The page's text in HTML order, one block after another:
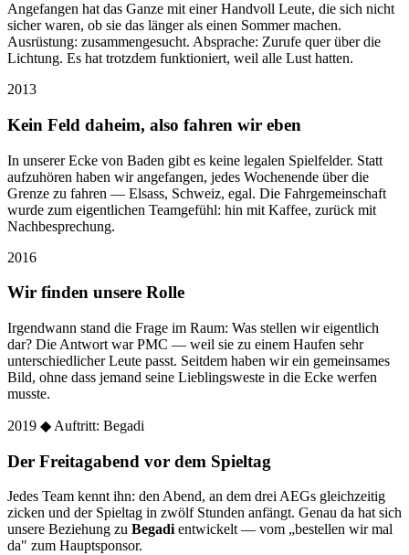
Angefangen hat das Ganze mit einer Handvoll Leute, die sich nicht
sicher waren, ob sie das länger als einen Sommer machen.
Ausrüstung: zusammengesucht. Absprache: Zurufe quer über die
Lichtung. Es hat trotzdem funktioniert, weil alle Lust hatten.
2013
Kein Feld daheim, also fahren wir eben
In unserer Ecke von Baden gibt es keine legalen Spielfelder. Statt
aufzuhören haben wir angefangen, jedes Wochenende über die
Grenze zu fahren — Elsass, Schweiz, egal. Die Fahrgemeinschaft
wurde zum eigentlichen Teamgefühl: hin mit Kaffee, zurück mit
Nachbesprechung.
2016
Wir finden unsere Rolle
Irgendwann stand die Frage im Raum: Was stellen wir eigentlich
dar? Die Antwort war PMC — weil sie zu einem Haufen sehr
unterschiedlicher Leute passt. Seitdem haben wir ein gemeinsames
Bild, ohne dass jemand seine Lieblingsweste in die Ecke werfen
musste.
2019 ◆ Auftritt: Begadi
Der Freitagabend vor dem Spieltag
Jedes Team kennt ihn: den Abend, an dem drei AEGs gleichzeitig
zicken und der Spieltag in zwölf Stunden anfängt. Genau da hat sich
unsere Beziehung zu Begadientwickelt — vom „bestellen wir mal
da" zum Hauptsponsor.